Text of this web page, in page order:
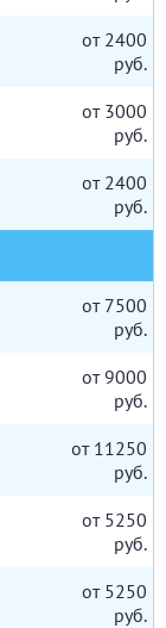
от 2400
руб.
от 3000
руб.
от 2400
руб.
от 7500
руб.
от 9000
руб.
от 11250
руб.
от 5250
руб.
от 5250
руб.